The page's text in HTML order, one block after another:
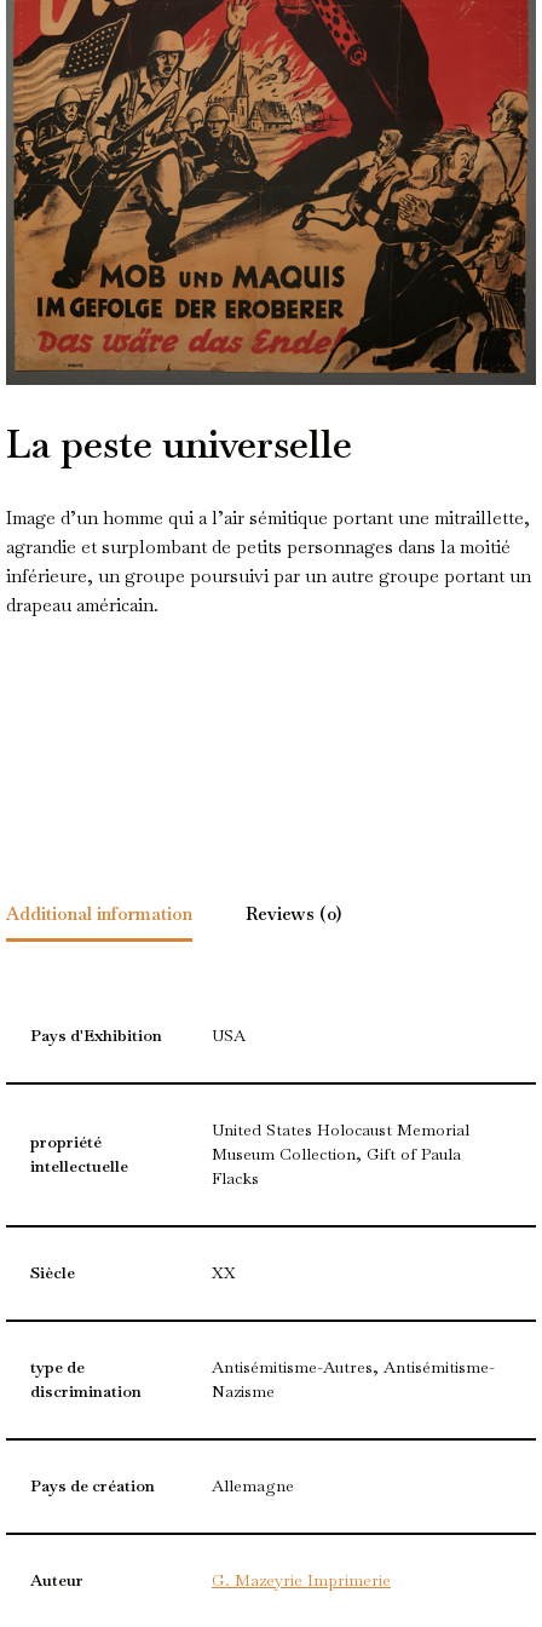
La peste universelle
Image d’un homme qui a l’air sémitique portant une mitraillette,
agrandie et surplombant de petits personnages dans la moitié
inférieure, un groupe poursuivi par un autre groupe portant un
drapeau américain.
Additional information Reviews (0)
Pays d'Exhibition USA
propriété
intellectuelle
United States Holocaust Memorial
Museum Collection, Gift of Paula
Flacks
Siècle XX
type de
discrimination
Antisémitisme-Autres, Antisémitisme-
Nazisme
Pays de création Allemagne
Auteur G. Mazeyrie Imprimerie